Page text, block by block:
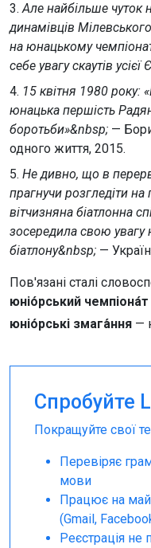
3.Але найбільше чуток
динамівців
на юнацькому
себе увагу скаутів
4. 15 квітня 1980 року:
юнацька першість
боротьби»&nbsp; —
одного життя, 2015.
5. Не дивно, що в
прагнучи розгледіти на
вітчизняна біатлонна
зосередила свою увагу
біатлону&nbsp; —
Пов'язані сталі
юніо́рський чемпіона́т
юніо́рські змага́ння —
Спробуйте
Покращуйте свої
Перевіряє
мови
Працює на
(Gmail,
Реєстрація не